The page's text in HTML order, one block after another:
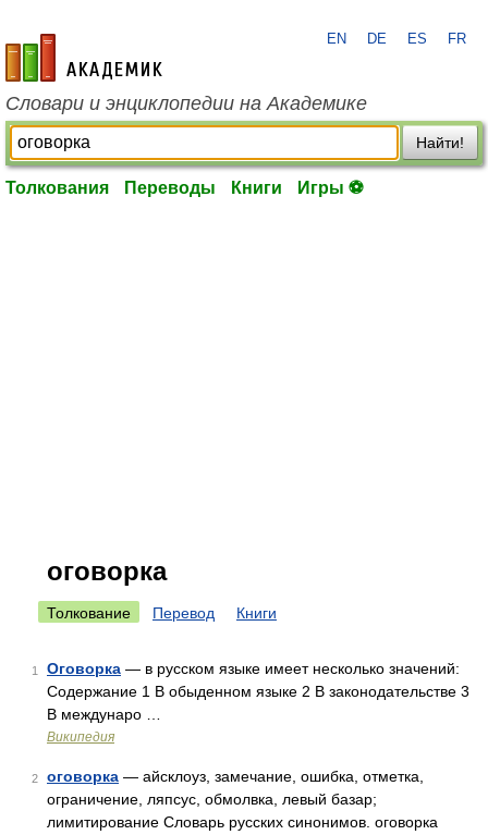
academic.ru
EN DE ES FR
Словари и энциклопедии на Академике
Найти!
Толкования Переводы Книги Игры ⚽
оговорка
Толкование Перевод Книги
1 Оговорка — в русском языке имеет несколько значений:
Содержание 1 В обыденном языке 2 В законодательстве 3
В междунаро …
Википедия
2 оговорка — айсклоуз, замечание, ошибка, отметка,
ограничение, ляпсус, обмолвка, левый базар;
лимитирование Словарь русских синонимов. оговорка